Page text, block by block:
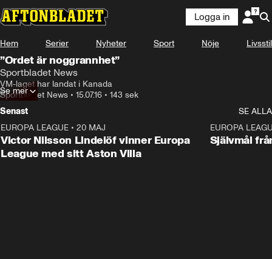
Logga in
Hem Serier Nyheter Sport Nöje Livsstil
”Ordet är noggrannhet”
Sportbladet News
VM-laget har landat i Kanada
Sportbladet News • 15.07.16 • 143 sek
Se mer
Senast
SE ALLA
EUROPA LEAGUE • 20 MAJ
Victor Nilsson Lindelöf vinner Europa
League med sitt Aston Villa
EUROPA
Självmål